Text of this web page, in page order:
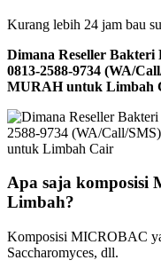
Kurang lebih 24 jam bau
Dimana Reseller
0813-2588-9734 (WA/
MURAH untuk Limbah
Apa saja komposisi
Limbah?
Komposisi MICROBAC
Saccharomyces, dll.